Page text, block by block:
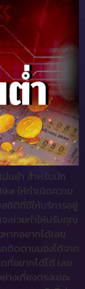
นยำ สำหรับนัก
ให้กำเนิดความ
ถิติที่มีให้บริการอยู่
จะช่วยทำให้ปรับคุณ
ากอยากได้เลข
ติดตามมองได้จาก
ที่อยากได้ได้ เลข
งเที่ยงตรงเยอะ